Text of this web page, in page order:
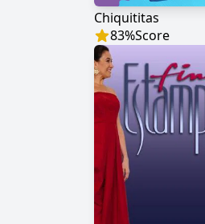
Chiquititas
83%Score